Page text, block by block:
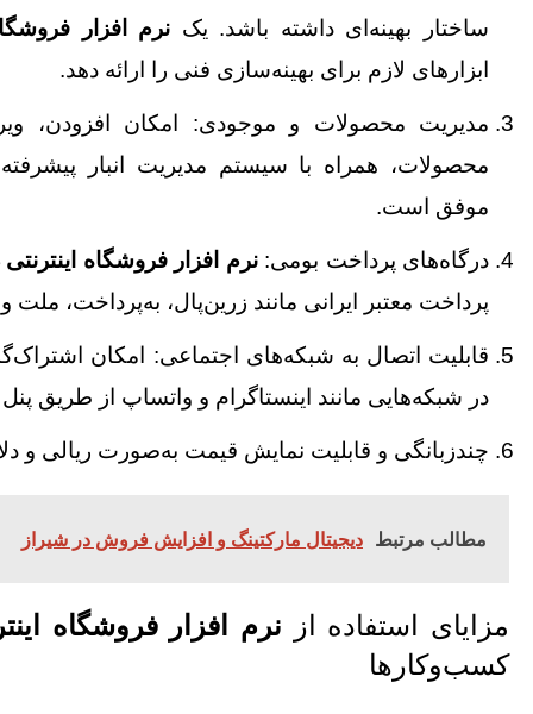
ساختار بهینه‌ای داشته باشد. یک نرم‌ افزار
ابزارهای لازم برای بهینه‌سازی فنی را ارائه دهد.
مدیریت محصولات و موجودی: امکان افزودن،
محصولات، همراه با سیستم مدیریت انبار
موفق است.
درگاه‌های پرداخت بومی:نرم‌ افزار فروشگاه
پرداخت معتبر ایرانی مانند زرین‌پال، به‌پرداخت، ملت
قابلیت اتصال به شبکه‌های اجتماعی: امکان
در شبکه‌هایی مانند اینستاگرام و واتساپ از طریق
چندزبانگی و قابلیت نمایش قیمت به‌صورت ریالی و
مطالب مرتبط دیجیتال مارکتینگ و افزایش فروش در شیراز
مزایای استفاده از نرم‌ افزار فروشگاه
کسب‌وکارها